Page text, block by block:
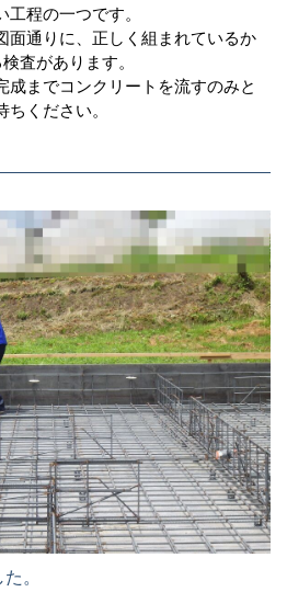
程の一つです。
面通りに、正しく組まれているか
査があります。
成までコンクリートを流すのみと
ください。
。